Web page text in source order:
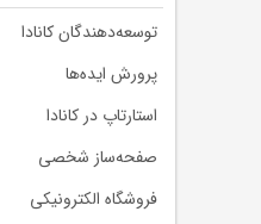
توسعه‌دهندگان کانادا
پرورش ایده‌ها
استارتاپ در کانادا
صفحه‌ساز شخصی
فروشگاه الکترونیکی